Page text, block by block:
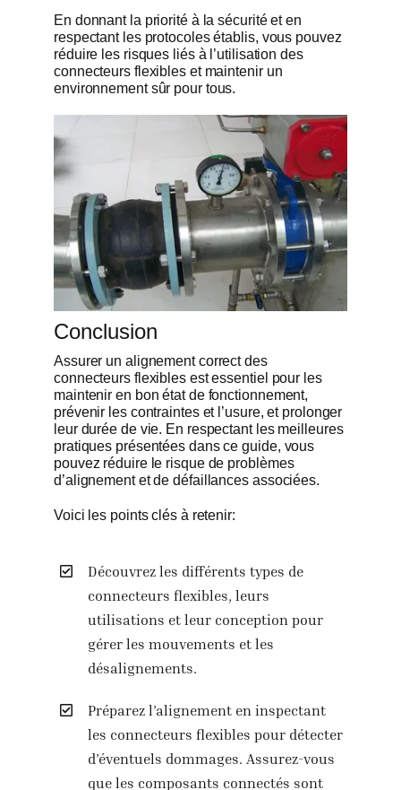
En donnant la priorité à la sécurité et en
respectant les protocoles établis, vous pouvez
réduire les risques liés à l’utilisation des
connecteurs flexibles et maintenir un
environnement sûr pour tous.
Conclusion
Assurer un alignement correct des
connecteurs flexibles est essentiel pour les
maintenir en bon état de fonctionnement,
prévenir les contraintes et l’usure, et prolonger
leur durée de vie. En respectant les meilleures
pratiques présentées dans ce guide, vous
pouvez réduire le risque de problèmes
d’alignement et de défaillances associées.
Voici les points clés à retenir:
Découvrez les différents types de
connecteurs flexibles, leurs
utilisations et leur conception pour
gérer les mouvements et les
désalignements.
Préparez l’alignement en inspectant
les connecteurs flexibles pour détecter
d’éventuels dommages. Assurez-vous
que les composants connectés sont